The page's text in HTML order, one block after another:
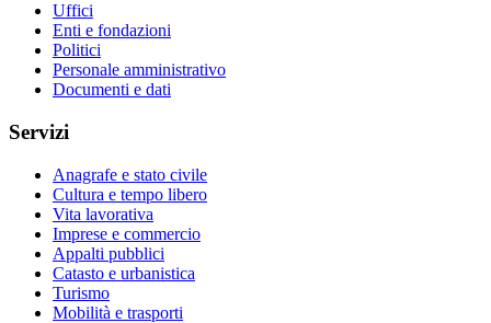
Uffici
Enti e fondazioni
Politici
Personale amministrativo
Documenti e dati
Servizi
Anagrafe e stato civile
Cultura e tempo libero
Vita lavorativa
Imprese e commercio
Appalti pubblici
Catasto e urbanistica
Turismo
Mobilità e trasporti